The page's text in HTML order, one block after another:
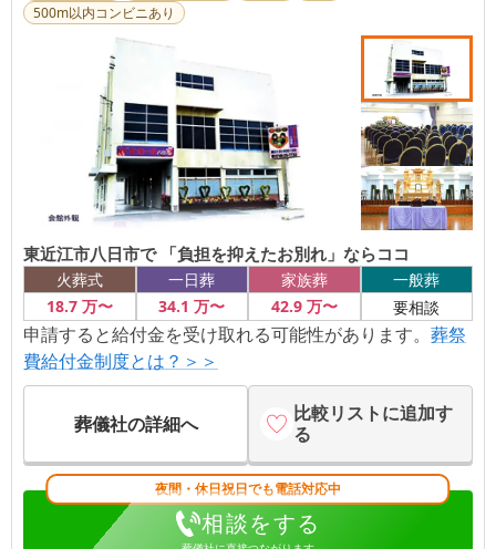
500m以内コンビニあり
東近江市八日市で 「負担を抑えたお別れ」ならココ
火葬式
18.7万〜
一日葬
34.1 万〜
家族葬
42.9万〜
一般葬
要相談
申請すると給付金を受け取れる可能性があります。 葬祭
費給付金制度とは？＞＞
葬儀社の詳細へ
比較リストに追加す
る
夜間・休日祝日でも電話対応中
相談をする